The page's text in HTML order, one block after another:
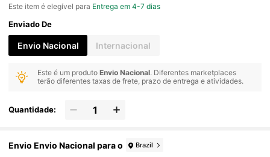
Este item é elegível para Entrega em 4-7 dias
Enviado De
Envio Nacional Internacional
Este é um produtoEnvio Nacional. Diferentes marketplaces
terão diferentes taxas de frete, prazo de entrega e atividades.
Quantidade:
Envio Envio Nacional para o Brazil